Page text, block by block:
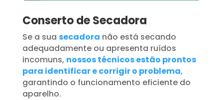
Conserto de Secadora
Se a sua secadora não está secando
adequadamente ou apresenta ruídos
incomuns, nossos técnicos estão prontos
para identificar e corrigir o problema,
garantindo o funcionamento eficiente do
aparelho.